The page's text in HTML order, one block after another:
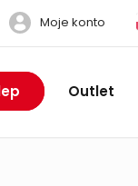
Moje konto
Outlet